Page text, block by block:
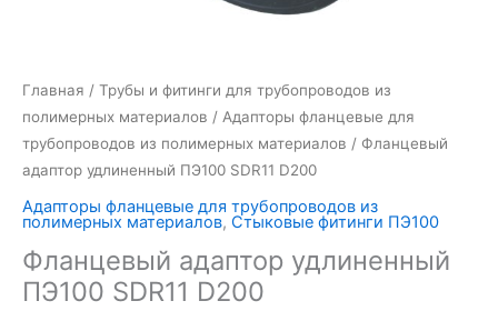
Главная / Трубы и фитинги для трубопроводов из
полимерных материалов / Адапторы фланцевые для
трубопроводов из полимерных материалов / Фланцевый
адаптор удлиненный ПЭ100 SDR11 D200
Адапторы фланцевые для трубопроводов из
полимерных материалов, Стыковые фитинги ПЭ100
Фланцевый адаптор удлиненный
ПЭ100 SDR11 D200